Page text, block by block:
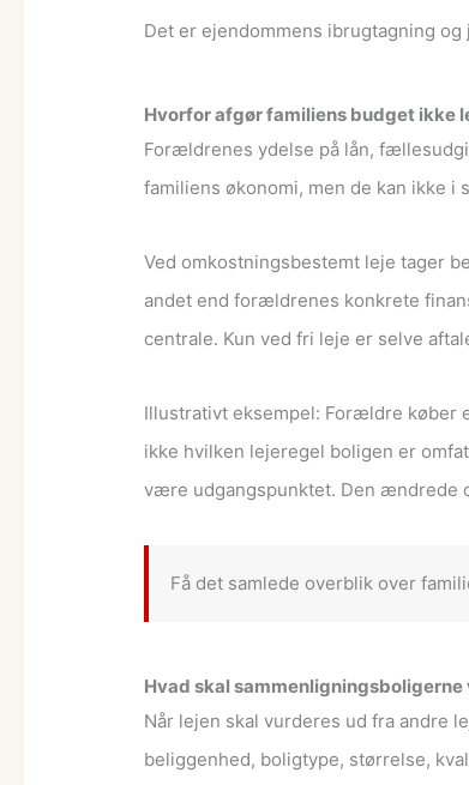
Det er ejendommens ibrugtagning
Hvorfor afgør familiens budget ikke
Forældrenes ydelse på lån,
familiens økonomi, men de kan ikke
Ved omkostningsbestemt leje tager
andet end forældrenes konkrete
centrale. Kun ved fri leje er selve
Illustrativt eksempel: Forældre køber
ikke hvilken lejeregel boligen er
være udgangspunktet. Den ændrede
Få det samlede overblik over
Hvad skal sammenligningsboligerne
Når lejen skal vurderes ud fra andre
beliggenhed, boligtype, størrelse,